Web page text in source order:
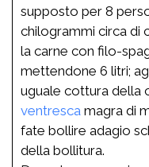
supposto per 8
chilogrammi circa di
la carne con filo-
mettendone 6 litri;
uguale cottura della
ventresca magra di
fate bollire adagio
della bollitura.